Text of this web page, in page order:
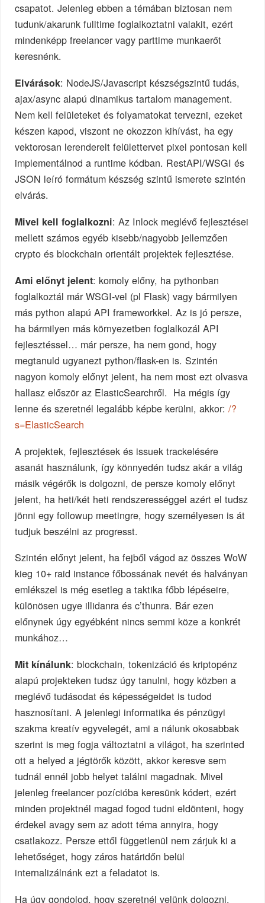
csapatot. Jelenleg ebben a témában biztosan nem
tudunk/akarunk fulltime foglalkoztatni valakit, ezért
mindenképp freelancer vagy parttime munkaerőt
keresnénk.
Elvárások: NodeJS/Javascript készségszintű tudás,
ajax/async alapú dinamikus tartalom management.
Nem kell felületeket és folyamatokat tervezni, ezeket
készen kapod, viszont ne okozzon kihívást, ha egy
vektorosan lerenderelt felülettervet pixel pontosan kell
implementálnod a runtime kódban. RestAPI/WSGI és
JSON leíró formátum készség szintű ismerete szintén
elvárás.
Mivel kell foglalkozni: Az Inlock meglévő fejlesztései
mellett számos egyéb kisebb/nagyobb jellemzően
crypto és blockchain orientált projektek fejlesztése.
Ami előnyt jelent: komoly előny, ha pythonban
foglalkoztál már WSGI-vel (pl Flask) vagy bármilyen
más python alapú API frameworkkel. Az is jó persze,
ha bármilyen más környezetben foglalkozál API
fejlesztéssel… már persze, ha nem gond, hogy
megtanuld ugyanezt python/flask-en is. Szintén
nagyon komoly előnyt jelent, ha nem most ezt olvasva
hallasz először az ElasticSearchről. Ha mégis így
lenne és szeretnél legalább képbe kerülni, akkor:/?
s=ElasticSearch
A projektek, fejlesztések és issuek trackelésére
asanát használunk, így könnyedén tudsz akár a világ
másik végérők is dolgozni, de persze komoly előnyt
jelent, ha heti/két heti rendszerességgel azért el tudsz
jönni egy followup meetingre, hogy személyesen is át
tudjuk beszélni az progresst.
Szintén előnyt jelent, ha fejből vágod az összes WoW
kieg 10+ raid instance főbossának nevét és halványan
emlékszel is még esetleg a taktika főbb lépéseire,
különösen ugye illidanra és c’thunra. Bár ezen
előnynek úgy egyébként nincs semmi köze a konkrét
munkához…
Mit kínálunk: blockchain, tokenizáció és kriptopénz
alapú projekteken tudsz úgy tanulni, hogy közben a
meglévő tudásodat és képességeidet is tudod
hasznosítani. A jelenlegi informatika és pénzügyi
szakma kreatív egyvelegét, ami a nálunk okosabbak
szerint is meg fogja változtatni a világot, ha szerinted
ott a helyed a jégtörők között, akkor keresve sem
tudnál ennél jobb helyet találni magadnak. Mivel
jelenleg freelancer pozícióba keresünk kódert, ezért
minden projektnél magad fogod tudni eldönteni, hogy
érdekel avagy sem az adott téma annyira, hogy
csatlakozz. Persze ettől függetlenül nem zárjuk ki a
lehetőséget, hogy záros határidőn belül
internalizálnánk ezt a feladatot is.
Ha úgy gondolod, hogy szeretnél velünk dolgozni,